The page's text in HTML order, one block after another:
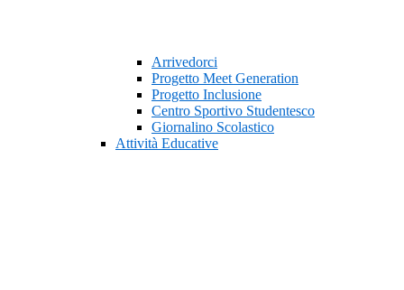
Arrivedorci
Progetto Meet Generation
Progetto Inclusione
Centro Sportivo Studentesco
Giornalino Scolastico
Attività Educative